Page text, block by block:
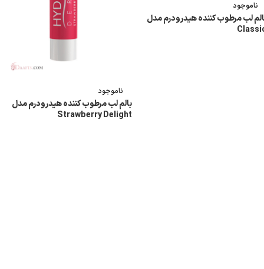
ناموجود
لب مرطوب کننده هیدرودرم مدل
ناموجود
بالم لب مرطوب کننده هیدرودرم مدل
Strawberry Delight